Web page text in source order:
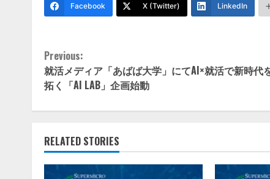
Facebook X (Twitter) LinkedIn
Continue
Reading
Previous:
就活メディア「あばば大学」にてAI×就活で新時代
拓く「AI LAB」企画始動
RELATED STORIES